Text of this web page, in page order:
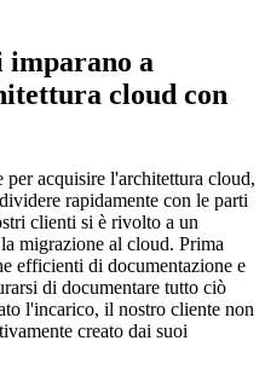
imparano a
cloud con
acquisire l'architettura cloud,
rapidamente con le parti
clienti si è rivolto a un
migrazione al cloud. Prima
efficienti di documentazione e
di documentare tutto ciò
l'incarico, il nostro cliente non
creato dai suoi